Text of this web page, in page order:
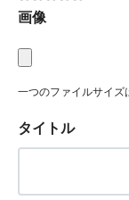
画像
一つのファイルサイズ
タイトル